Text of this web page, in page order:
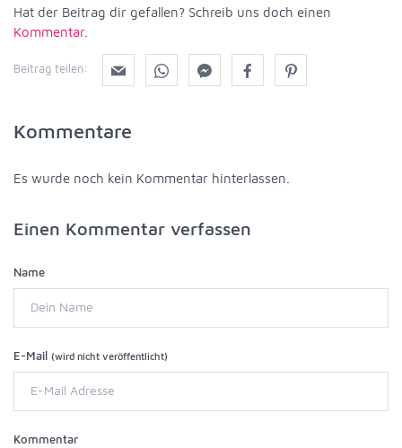
Hat der Beitrag dir gefallen? Schreib uns doch einen
Kommentar.
Beitrag teilen:
Kommentare
Es wurde noch kein Kommentar hinterlassen.
Einen Kommentar verfassen
Name
E-Mail (wird nicht veröffentlicht)
Kommentar